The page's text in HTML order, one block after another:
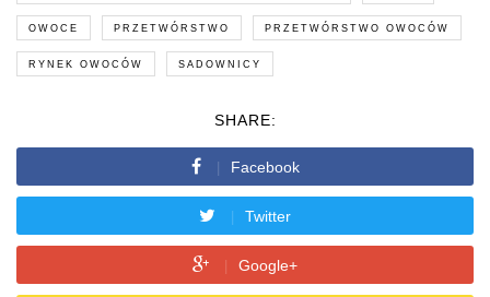
OWOCE PRZETWÓRSTWO PRZETWÓRSTWO OWOCÓW
RYNEK OWOCÓW SADOWNICY
SHARE:
Facebook
Twitter
Google+